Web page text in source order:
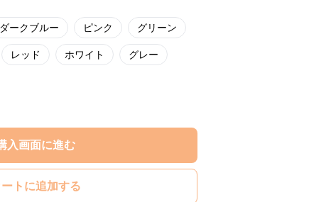
ダークブルー ピンク グリーン
レッド ホワイト グレー
入画面に進む
ートに追加する